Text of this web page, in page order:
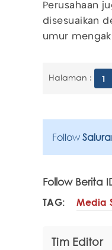
Perusahaan
disesuaikan
umur
Halaman : 1
Follow
Follow Berita
TAG: Media
Tim Editor